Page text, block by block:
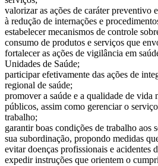
valorizar as ações de caráter preventivo
à redução de internações e
estabelecer mecanismos de controle
consumo de produtos e serviços que
fortalecer as ações de vigilância em
Unidades de Saúde;
participar efetivamente das ações de
regional de saúde;
promover a saúde e a qualidade de vida
públicos, assim como gerenciar o
trabalho;
garantir boas condições de trabalho aos
sua subordinação, propondo medidas
evitar doenças profissionais e acidentes
expedir instruções que orientem o